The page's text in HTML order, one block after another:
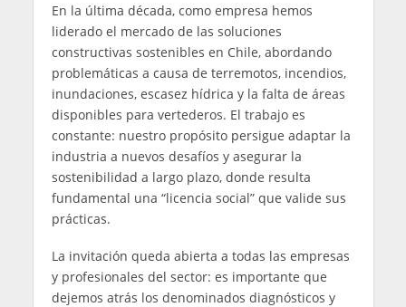
En la última década, como empresa hemos
liderado el mercado de las soluciones
constructivas sostenibles en Chile, abordando
problemáticas a causa de terremotos, incendios,
inundaciones, escasez hídrica y la falta de áreas
disponibles para vertederos. El trabajo es
constante: nuestro propósito persigue adaptar la
industria a nuevos desafíos y asegurar la
sostenibilidad a largo plazo, donde resulta
fundamental una “licencia social” que valide sus
prácticas.
La invitación queda abierta a todas las empresas
y profesionales del sector: es importante que
dejemos atrás los denominados diagnósticos y